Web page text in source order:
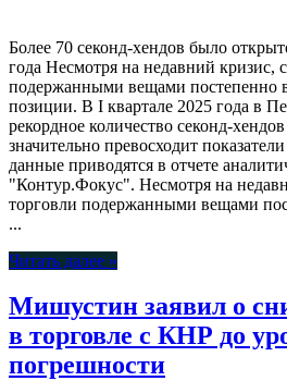
Более 70 секонд-хендов было
года Несмотря на недавний кризис,
подержанными вещами постепенно
позиции. В I квартале 2025 года в
рекордное количество секонд-
значительно превосходит
данные приводятся в отчете
"Контур.Фокус". Несмотря на
торговли подержанными вещами
...
Читать далее »
Мишустин заявил о
в торговле с КНР до
погрешности